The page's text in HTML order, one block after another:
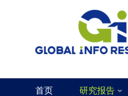
首页 研究报告